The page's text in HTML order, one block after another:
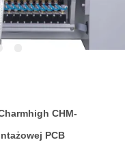
CHM-
PCB